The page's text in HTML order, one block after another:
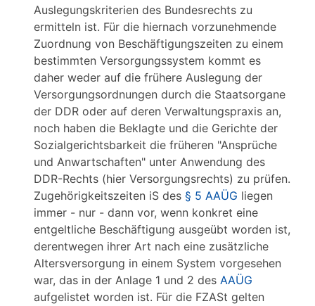
Auslegungskriterien des Bundesrechts zu
ermitteln ist. Für die hiernach vorzunehmende
Zuordnung von Beschäftigungszeiten zu einem
bestimmten Versorgungssystem kommt es
daher weder auf die frühere Auslegung der
Versorgungsordnungen durch die Staatsorgane
der DDR oder auf deren Verwaltungspraxis an,
noch haben die Beklagte und die Gerichte der
Sozialgerichtsbarkeit die früheren "Ansprüche
und Anwartschaften" unter Anwendung des
DDR-Rechts (hier Versorgungsrechts) zu prüfen.
Zugehörigkeitszeiten iS des § 5 AAÜG liegen
immer - nur - dann vor, wenn konkret eine
entgeltliche Beschäftigung ausgeübt worden ist,
derentwegen ihrer Art nach eine zusätzliche
Altersversorgung in einem System vorgesehen
war, das in der Anlage 1 und 2 des AAÜG
aufgelistet worden ist. Für die FZASt gelten